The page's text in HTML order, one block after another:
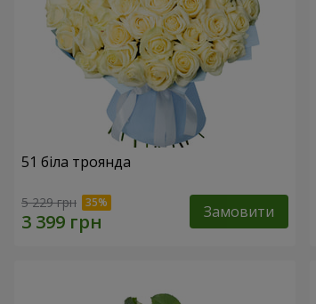
51 біла троянда
5 229 грн Замовити